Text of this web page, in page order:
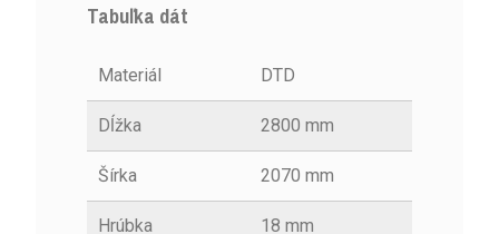
Tabuľka dát
Materiál DTD
Dĺžka 2800 mm
Šírka 2070 mm
Hrúbka 18 mm